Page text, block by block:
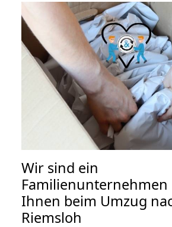
Wir sind ein
Ihnen beim Umzug
Riemsloh